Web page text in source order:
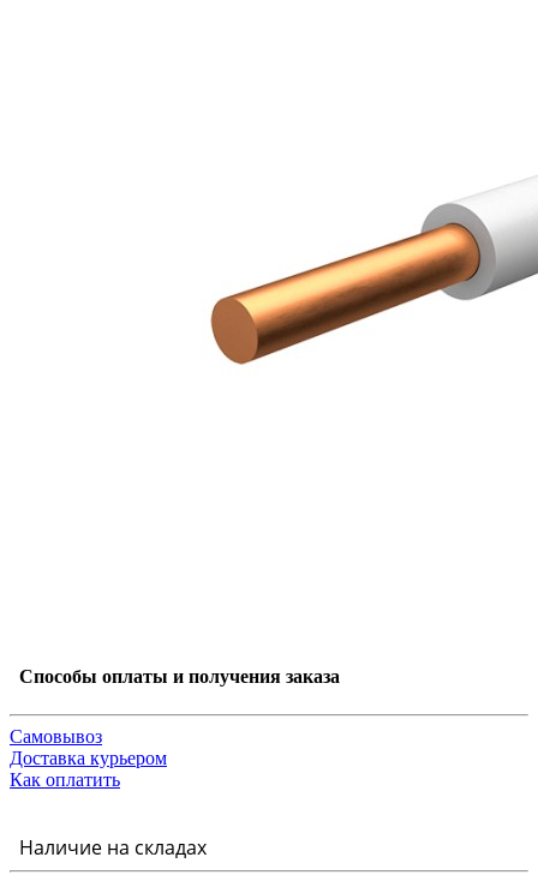
Способы оплаты и получения заказа
Самовывоз
Доставка курьером
Как оплатить
Наличие на складах